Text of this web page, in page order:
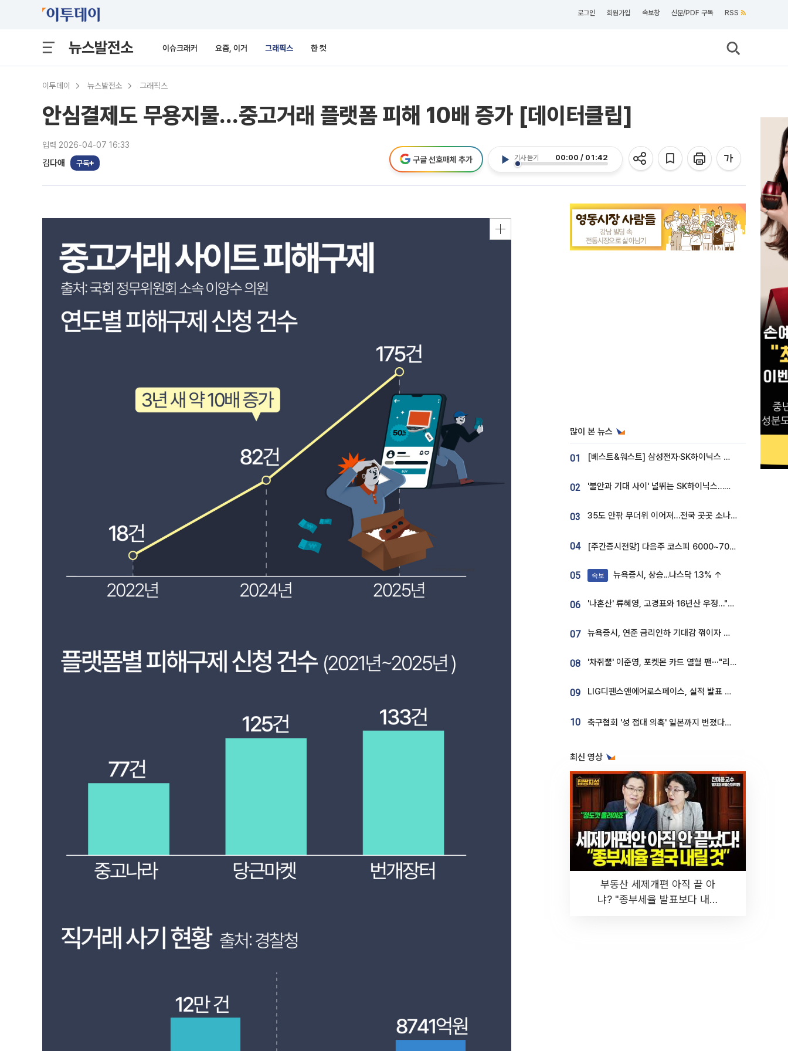
로그인 회원가입 속보창 신문/PDF 구독 RSS
뉴스발전소 이슈크래커 요즘, 이거 그래픽스 한 컷
이투데이 뉴스발전소 그래픽스
안심결제도 무용지물…중고거래 플랫폼 피해 10배 증가 [데이터클립]
입력 2026-04-07 16:33
김다애 구독
기사 듣기 00:00 / 01:42
구글 선호매체 추가
많이 본 뉴스
01 [베스트&워스트] 삼성전자·SK하이닉스 밀린 한 주…상상인증권은 85% 급등
02 '불안과 기대 사이' 널뛰는 SK하이닉스…증권가 "HBM4·LTA 기반 펀터멘털 견고"
03 35도 안팎 무더위 이어져…전국 곳곳 소나기 [오늘 날씨]
04 [주간증시전망] 다음주 코스피 6000~7000⋯“外人 수급은 정책이 변수”
05 속보 뉴욕증시, 상승...나스닥 1.3% ↑
06 '나혼산' 류혜영, 고경표와 16년산 우정…"자취방서 부모님과 마주쳐"
07 뉴욕증시, 연준 금리인하 기대감 꺾이자 상승...S&P500 사상 최고치 [종합]
08 '차쥐뿔' 이준영, 포켓몬 카드 열혈 팬⋯"리셀러 처단할 것"
09 LIG디펜스앤에어로스페이스, 실적 발표 후 급락→반등⋯증권가 “28년까지 튼튼”
10 축구협회 '성 접대 의혹' 일본까지 번졌다…日 심판 실명 공개
최신 영상
부동산 세제개편 아직 끝 아
냐? "종부세율 발표보다 내릴